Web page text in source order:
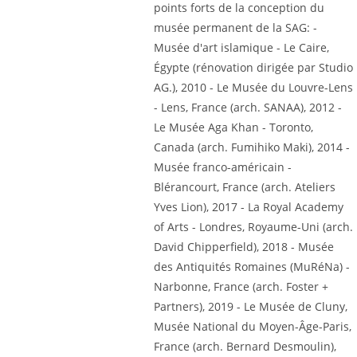
points forts de la conception du
musée permanent de la SAG: -
Musée d'art islamique - Le Caire,
Égypte (rénovation dirigée par Studio
AG.), 2010 - Le Musée du Louvre-Lens
- Lens, France (arch. SANAA), 2012 -
Le Musée Aga Khan - Toronto,
Canada (arch. Fumihiko Maki), 2014 -
Musée franco-américain -
Blérancourt, France (arch. Ateliers
Yves Lion), 2017 - La Royal Academy
of Arts - Londres, Royaume-Uni (arch.
David Chipperfield), 2018 - Musée
des Antiquités Romaines (MuRéNa) -
Narbonne, France (arch. Foster +
Partners), 2019 - Le Musée de Cluny,
Musée National du Moyen-Âge-Paris,
France (arch. Bernard Desmoulin),